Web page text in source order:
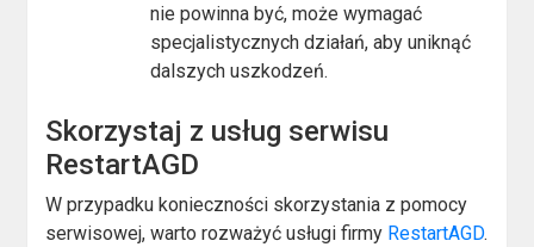
nie powinna być, może wymagać
specjalistycznych działań, aby uniknąć
dalszych uszkodzeń.
Skorzystaj z usług serwisu
RestartAGD
W przypadku konieczności skorzystania z pomocy
serwisowej, warto rozważyć usługi firmy RestartAGD.